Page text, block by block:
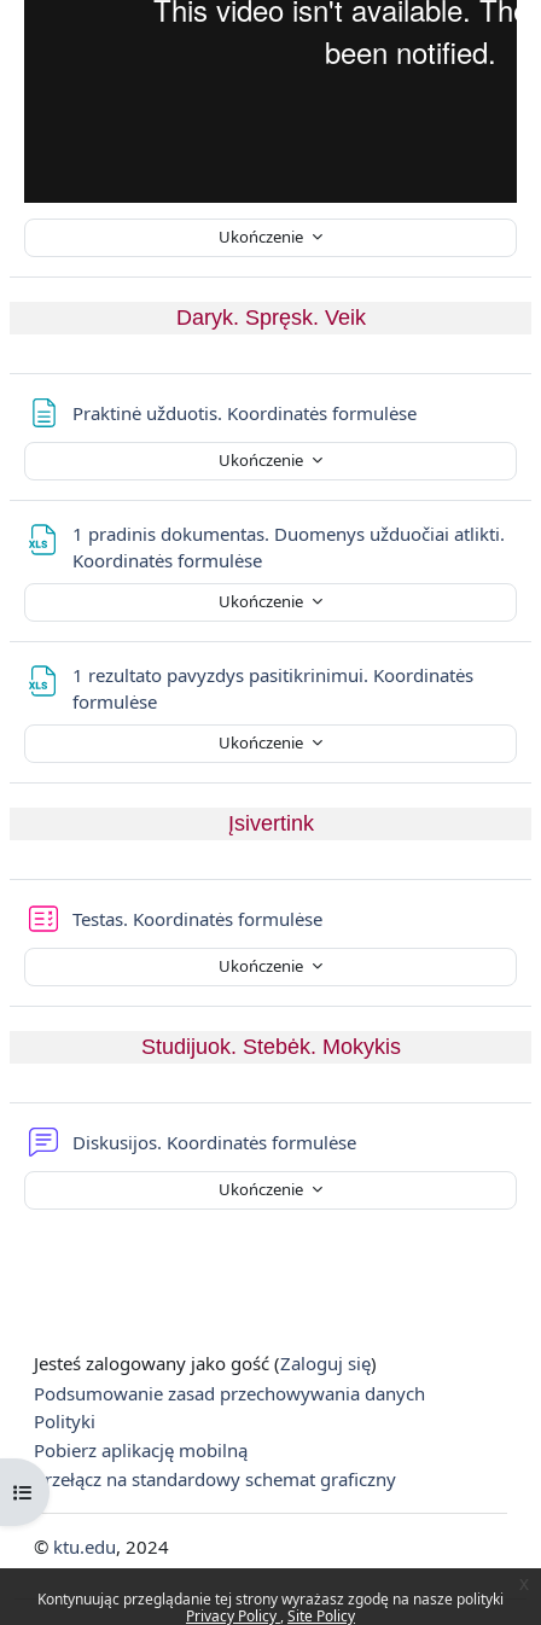
Kontynuując przeglądanie tej strony wyrażasz zgodę na nasze polityki
Privacy Policy Site Policy
Otwórz indeks kursu
Ukończenie
Daryk. Spręsk. Veik
Praktinė užduotis. Koordinatės formulėseStrona
Ukończenie
1 pradinis dokumentas. Duomenys užduočiai atlikti.
Koordinatės formulėse
Ukończenie
1 rezultato pavyzdys pasitikrinimui. Koordinatės
formulėse
Ukończenie
Įsivertink
Testas. Koordinatės formulėse
Ukończenie
Studijuok. Stebėk. Mokykis
Diskusijos. Koordinatės formulėse
Ukończenie
Jesteś zalogowany jako gość (Zaloguj się)
Podsumowanie zasad przechowywania danych
Polityki
Pobierz aplikację mobilną
Przełącz na standardowy schemat graficzny
© ktu.edu, 2024